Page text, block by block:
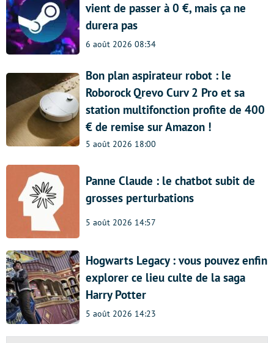
vient de passer à 0 €, mais ça ne
durera pas
6 août 2026 08:34
Bon plan aspirateur robot : le
Roborock Qrevo Curv 2 Pro et sa
station multifonction profite de 400
€ de remise sur Amazon !
5 août 2026 18:00
Panne Claude : le chatbot subit de
grosses perturbations
5 août 2026 14:57
Hogwarts Legacy : vous pouvez enfin
explorer ce lieu culte de la saga
Harry Potter
5 août 2026 14:23